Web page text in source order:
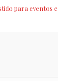
para eventos